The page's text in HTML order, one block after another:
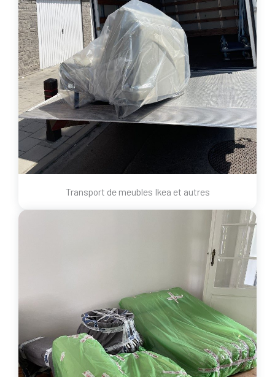
Transport de meubles Ikea et autres